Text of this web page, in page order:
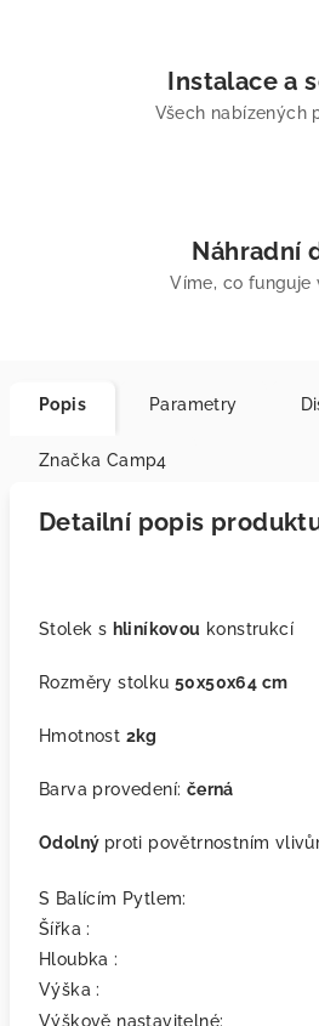
Instalace a
Všech nabízených
Náhradní
Víme, co funguje
Popis Parametry
Značka Camp4
Detailní popis
Stolek s hliníkovou konstrukcí
Rozměry stolku 50x50x64 cm
Hmotnost 2kg
Barva provedení: černá
Odolný proti povětrnostním
S Balícím Pytlem:
Šířka :
Hloubka :
Výška :
Výškově nastavitelné: